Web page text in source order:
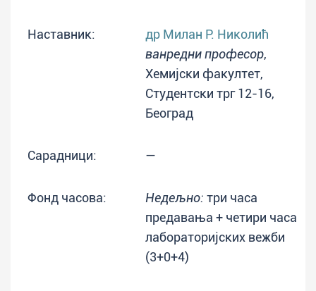
Наставник:
др Милан Р. Николић
ванредни професор,
Хемијски факултет,
Студентски трг 12-16,
Београд
Сарадници: —
Фонд часова: Недељно: три часа
предавања + четири часа
лабораторијских вежби
(3+0+4)